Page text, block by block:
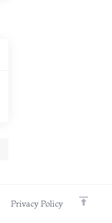
Privacy Policy